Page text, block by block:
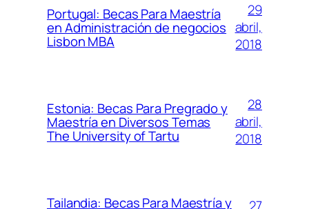
Portugal: Becas Para Maestría
en Administración de negocios
Lisbon MBA
29
abril,
2018
Estonia: Becas Para Pregrado y
Maestría en Diversos Temas
The University of Tartu
28
abril,
2018
Tailandia: Becas Para Maestría y